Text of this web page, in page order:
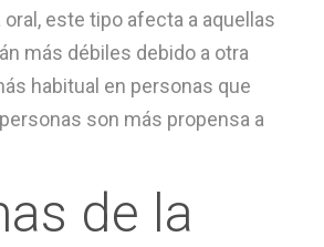
oral, este tipo afecta a aquellas
más débiles debido a otra
habitual en personas que
son más propensa a
de la